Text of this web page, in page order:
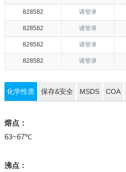
828582 请登录
828582 请登录
828582 请登录
828582 请登录
化学性质 保存&安全 MSDS COA
熔点：
63~67℃
沸点：